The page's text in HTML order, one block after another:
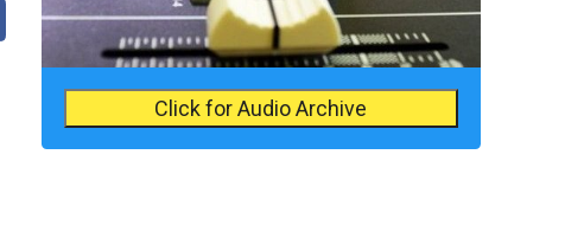
Click for Audio Archive